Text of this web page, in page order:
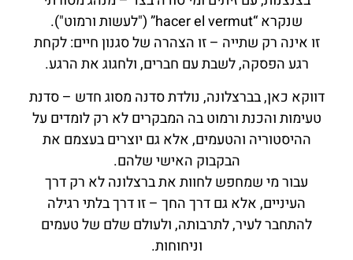
שנקרא “hacer el vermut” ("לעשות ורמוט").
זו אינה רק שתייה – זו הצהרה של סגנון חיים: לקחת
רגע הפסקה, לשבת עם חברים, ולחגוג את הרגע.
דווקא כאן, בברצלונה, נולדת סדנה מסוג חדש – סדנת
טעימות והכנת ורמוט בה המבקרים לא רק לומדים על
ההיסטוריה והטעמים, אלא גם יוצרים בעצמם את
הבקבוק האישי שלהם.
עבור מי שמחפש לחוות את ברצלונה לא רק דרך
העיניים, אלא גם דרך החך – זו דרך בלתי רגילה
להתחבר לעיר, לתרבותה, ולעולם שלם של טעמים
וניחוחות.